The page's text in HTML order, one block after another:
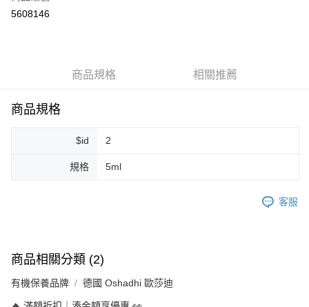
超商取貨付款
悠遊付
全家純取貨 (先付款
每筆NT$80，滿NT$999(含以上)免運費
7-11取貨付款
5608146
商品規格 相關推薦
商品規格
$id 2
規格 5ml
客服
商品相關分類 (2)
有機保養品牌 德國 Oshadhi 歐莎迪